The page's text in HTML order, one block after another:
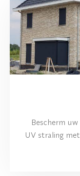
Bescherm
UV straling